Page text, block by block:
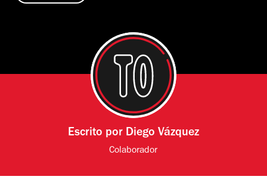
Escrito por Diego Vázquez
Colaborador